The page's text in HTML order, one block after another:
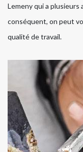
Lemeny qui a plusieurs
conséquent, on peut
qualité de travail.